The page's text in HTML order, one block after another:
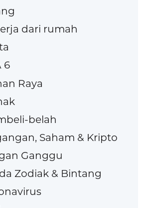
dari rumah
6
Raya
belah
Saham & Kripto
Ganggu
Zodiak & Bintang